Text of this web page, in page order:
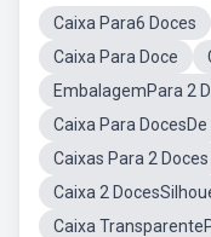
Caixa Para6 Doces
Caixa Para Doce
EmbalagemPara 2
Caixa Para DocesDe
Caixas Para 2 Doces
Caixa 2
Caixa